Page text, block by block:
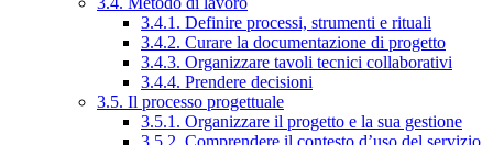
3.4.1. Definire processi, strumenti e rituali
3.4.2. Curare la documentazione di progetto
3.4.3. Organizzare tavoli tecnici collaborativi
3.4.4. Prendere decisioni
3.5. Il processo progettuale
3.5.1. Organizzare il progetto e la sua gestione
3.5.2. Comprendere il contesto d’uso del servizio